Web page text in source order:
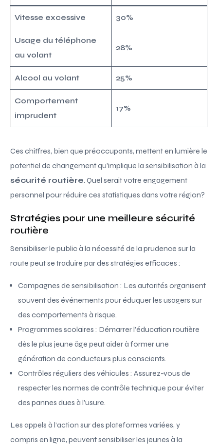
Vitesse excessive 30%
Usage du téléphone
au volant
28%
Alcool au volant 25%
Comportement
imprudent
17%
Ces chiffres, bien que préoccupants, mettent en lumière le
potentiel de changement qu’implique la sensibilisation à la
sécurité routière. Quel serait votre engagement
personnel pour réduire ces statistiques dans votre région?
Stratégies pour une meilleure sécurité
routière
Sensibiliser le public à la nécessité de la prudence sur la
route peut se traduire par des stratégies efficaces :
Campagnes de sensibilisation : Les autorités organisent
souvent des événements pour éduquer les usagers sur
des comportements à risque.
Programmes scolaires : Démarrer l’éducation routière
dès le plus jeune âge peut aider à former une
génération de conducteurs plus conscients.
Contrôles réguliers des véhicules : Assurez-vous de
respecter les normes de contrôle technique pour éviter
des pannes dues à l’usure.
Les appels à l’action sur des plateformes variées, y
compris en ligne, peuvent sensibiliser les jeunes à la